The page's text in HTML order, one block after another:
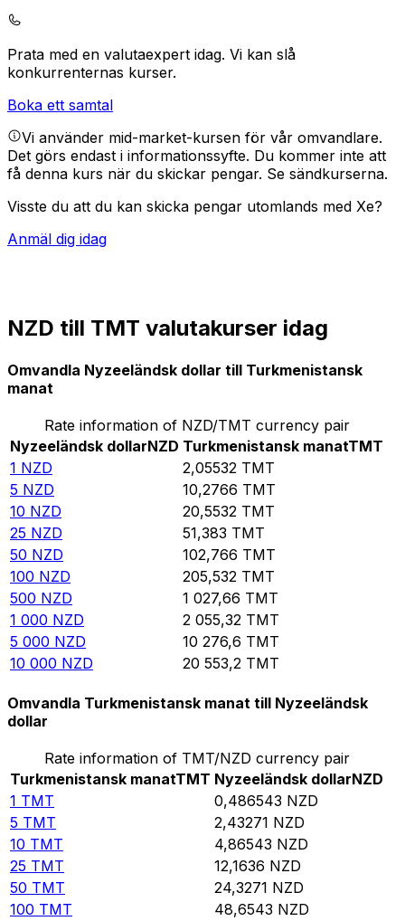
Prata med en valutaexpert idag. Vi kan slå
konkurrenternas kurser.
Boka ett samtal
Vi använder mid-market-kursen för vår omvandlare.
Det görs endast i informationssyfte. Du kommer inte att
få denna kurs när du skickar pengar. Se sändkurserna.
Visste du att du kan skicka pengar utomlands med Xe?
Anmäl dig idag
NZD till TMT valutakurser idag
Omvandla Nyzeeländsk dollar till Turkmenistansk
manat
Rate information of NZD/TMT currency pair
Nyzeeländsk dollarNZD Turkmenistansk manatTMT
1 NZD 2,05532 TMT
5 NZD 10,2766 TMT
10 NZD 20,5532 TMT
25 NZD 51,383 TMT
50 NZD 102,766 TMT
100 NZD 205,532 TMT
500 NZD 1 027,66 TMT
1 000 NZD 2 055,32 TMT
5 000 NZD 10 276,6 TMT
10 000 NZD 20 553,2 TMT
Omvandla Turkmenistansk manat till Nyzeeländsk
dollar
Rate information of TMT/NZD currency pair
Turkmenistansk manatTMT Nyzeeländsk dollarNZD
1 TMT 0,486543 NZD
5 TMT 2,43271 NZD
10 TMT 4,86543 NZD
25 TMT 12,1636 NZD
50 TMT 24,3271 NZD
100 TMT 48,6543 NZD